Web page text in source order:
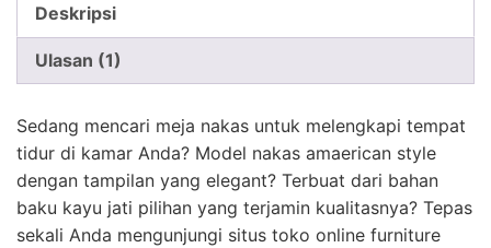
Deskripsi
Ulasan (1)
Sedang mencari meja nakas untuk melengkapi tempat
tidur di kamar Anda? Model nakas amaerican style
dengan tampilan yang elegant? Terbuat dari bahan
baku kayu jati pilihan yang terjamin kualitasnya? Tepas
sekali Anda mengunjungi situs toko online furniture